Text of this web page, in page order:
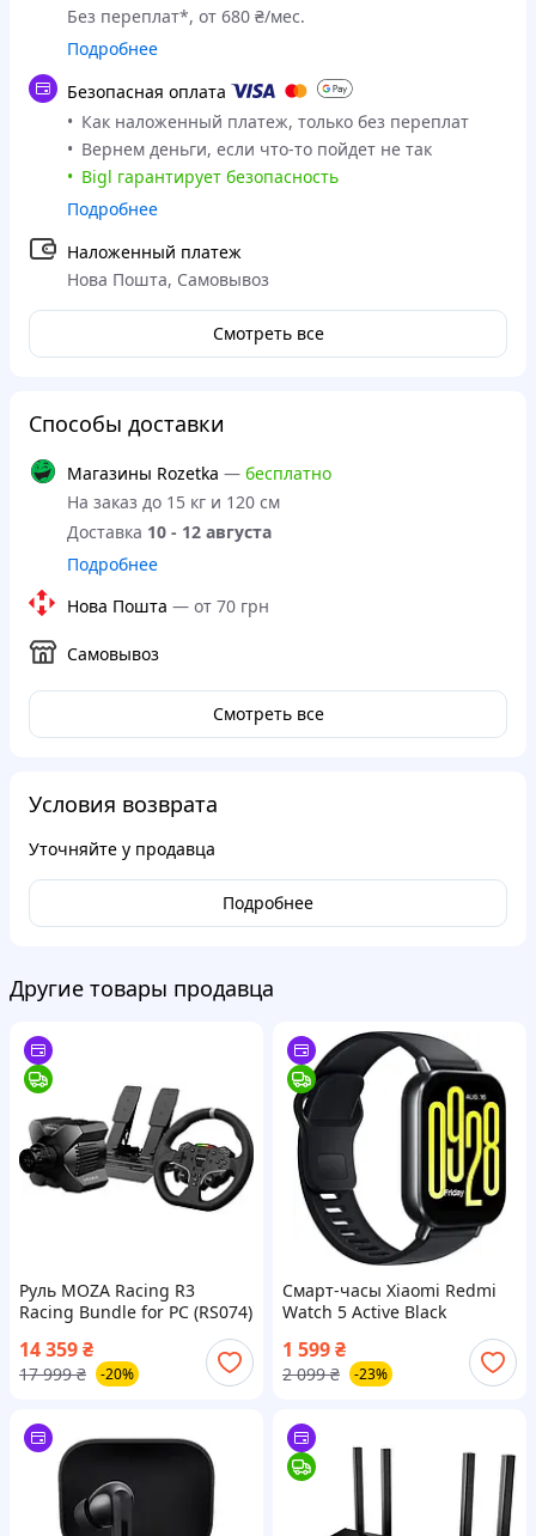
Без переплат*, от 680 ₴/мес.
Подробнее
Безопасная оплата
Как наложенный платеж, только без переплат
Вернем деньги, если что-то пойдет не так
Bigl гарантирует безопасность
Подробнее
Наложенный платеж
Нова Пошта, Самовывоз
Смотреть все
Способы доставки
Магазины Rozetka — бесплатно
На заказ до 15 кг и 120 см
Доставка 10 - 12 августа
Подробнее
Нова Пошта — от 70 грн
Самовывоз
Смотреть все
Условия возврата
Уточняйте у продавца
Подробнее
Другие товары продавца
Руль MOZA Racing R3
Racing Bundle for PC (RS074)
14 359₴
17 999 ₴ -20%
Смарт-часы Xiaomi Redmi
Watch 5 Active Black
1 599₴
2 099 ₴ -23%